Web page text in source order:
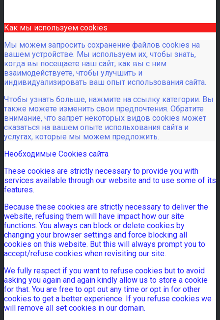
Как мы используем cookies
Мы можем запросить сохранение файлов cookies на
вашем устройстве. Мы используем их, чтобы знать,
когда вы посещаете наш сайт, как вы с ним
взаимодействуете, чтобы улучшить и
индивидуализировать ваш опыт использования сайта.
Чтобы узнать больше, нажмите на ссылку категории. Вы
также можете изменить свои предпочтения. Обратите
внимание, что запрет некоторых видов cookies может
сказаться на вашем опыте испольхования сайта и
услугах, которые мы можем предложить.
Необходимые Cookies сайта
These cookies are strictly necessary to provide you with
services available through our website and to use some of its
features.
Because these cookies are strictly necessary to deliver the
website, refusing them will have impact how our site
functions. You always can block or delete cookies by
changing your browser settings and force blocking all
cookies on this website. But this will always prompt you to
accept/refuse cookies when revisiting our site.
We fully respect if you want to refuse cookies but to avoid
asking you again and again kindly allow us to store a cookie
for that. You are free to opt out any time or opt in for other
cookies to get a better experience. If you refuse cookies we
will remove all set cookies in our domain.